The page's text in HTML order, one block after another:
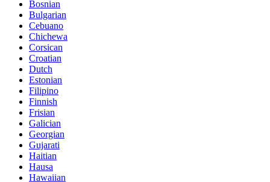
Bosnian
Bulgarian
Cebuano
Chichewa
Corsican
Croatian
Dutch
Estonian
Filipino
Finnish
Frisian
Galician
Georgian
Gujarati
Haitian
Hausa
Hawaiian